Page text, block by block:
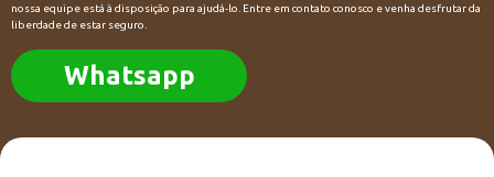
nossa equipe está à disposição para ajudá-lo. Entre em contato conosco e venha desfrutar da
liberdade de estar seguro.
Whatsapp